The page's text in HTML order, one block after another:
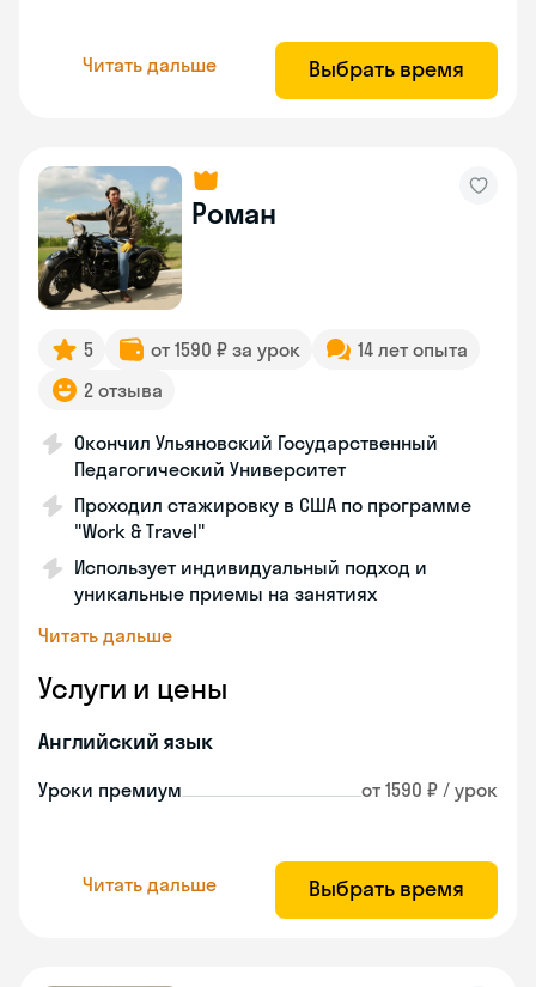
Читать дальше Выбрать время
Роман
5 от 1590 ₽ за урок
14 лет опыта
2 отзыва
Окончил Ульяновский Государственный
Педагогический Университет
Проходил стажировку в США по программе
"Work & Travel"
Использует индивидуальный подход и
уникальные приемы на занятиях
Читать дальше
Услуги и цены
Английский язык
Уроки премиум от 1590 ₽ / урок
Читать дальше Выбрать время